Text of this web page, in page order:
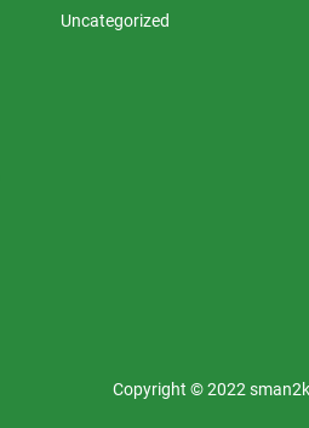
Uncategorized
Copyright © 2022